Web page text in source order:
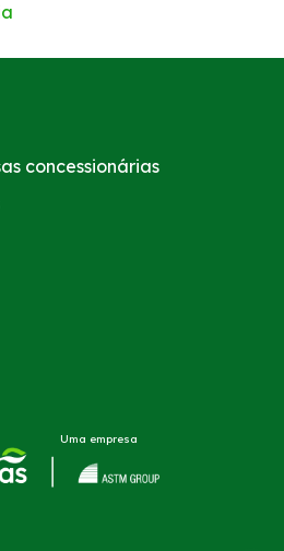
concessionárias
Uma empresa